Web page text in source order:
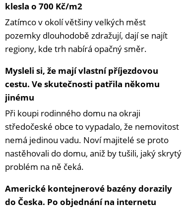
klesla o 700 Kč/m2
Zatímco v okolí většiny velkých měst
pozemky dlouhodobě zdražují, dají se najít
regiony, kde trh nabírá opačný směr.
Mysleli si, že mají vlastní příjezdovou
cestu. Ve skutečnosti patřila někomu
jinému
Při koupi rodinného domu na okraji
středočeské obce to vypadalo, že nemovitost
nemá jedinou vadu. Noví majitelé se proto
nastěhovali do domu, aniž by tušili, jaký skrytý
problém na ně čeká.
Americké kontejnerové bazény dorazily
do Česka. Po objednání na internetu